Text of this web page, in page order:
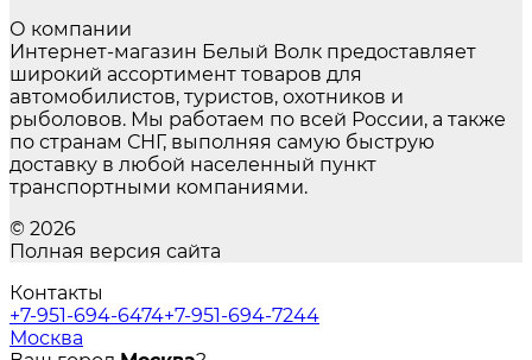
О компании
Интернет-магазин Белый Волк предоставляет
широкий ассортимент товаров для
автомобилистов, туристов, охотников и
рыболовов. Мы работаем по всей России, а также
по странам СНГ, выполняя самую быструю
доставку в любой населенный пункт
транспортными компаниями.
© 2026
Полная версия сайта
Контакты
+7-951-694-6474+7-951-694-7244
Москва